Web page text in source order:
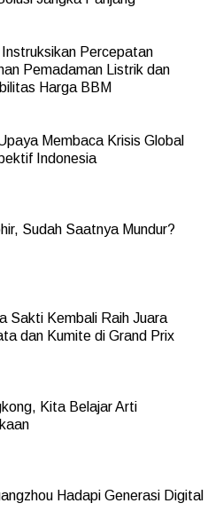
Percepatan
Pemadaman Listrik dan
Harga BBM
Membaca Krisis Global
Indonesia
Sudah Saatnya Mundur?
Sakti Kembali Raih Juara
dan Kumite di Grand Prix
Kita Belajar Arti
Hadapi Generasi Digital